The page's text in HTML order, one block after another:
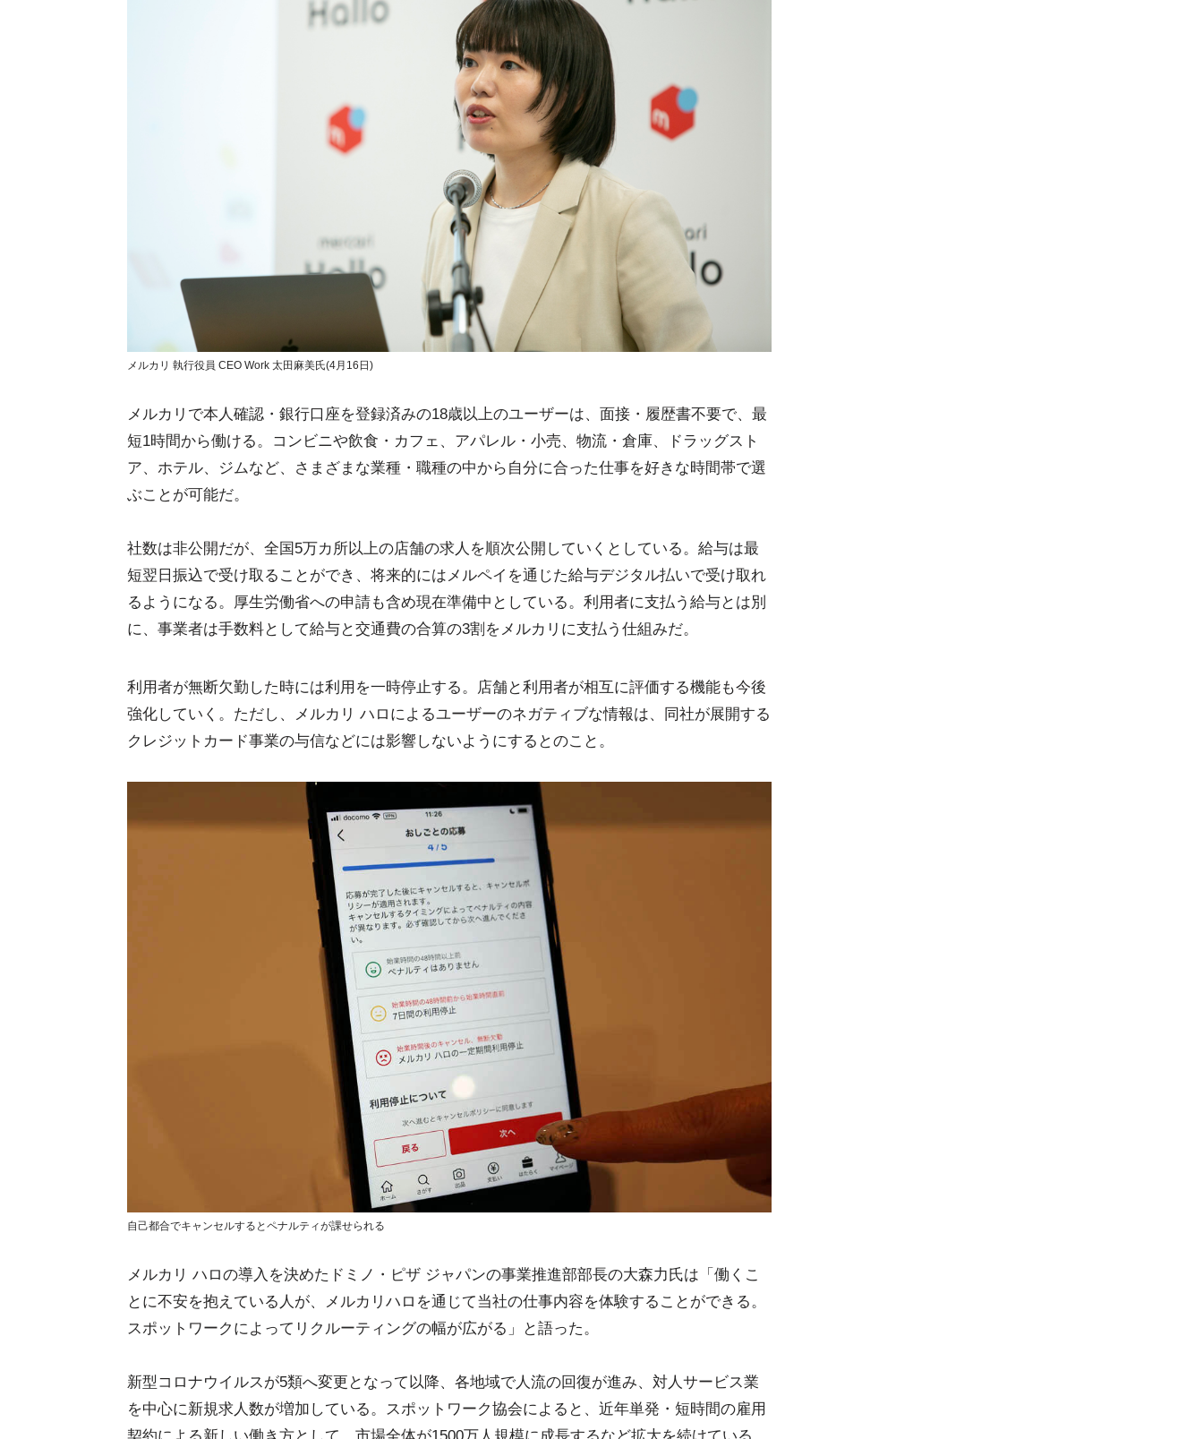
メルカリ 執行役員 CEO Work 太田麻美氏(4月16日)
メルカリで本人確認・銀行口座を登録済みの18歳以上のユーザーは、面接・履歴書不要で、最
短1時間から働ける。コンビニや飲食・カフェ、アパレル・小売、物流・倉庫、ドラッグスト
ア、ホテル、ジムなど、さまざまな業種・職種の中から自分に合った仕事を好きな時間帯で選
ぶことが可能だ。
社数は非公開だが、全国5万カ所以上の店舗の求人を順次公開していくとしている。給与は最
短翌日振込で受け取ることができ、将来的にはメルペイを通じた給与デジタル払いで受け取れ
るようになる。厚生労働省への申請も含め現在準備中としている。利用者に支払う給与とは別
に、事業者は手数料として給与と交通費の合算の3割をメルカリに支払う仕組みだ。
利用者が無断欠勤した時には利用を一時停止する。店舗と利用者が相互に評価する機能も今後
強化していく。ただし、メルカリ ハロによるユーザーのネガティブな情報は、同社が展開する
クレジットカード事業の与信などには影響しないようにするとのこと。
自己都合でキャンセルするとペナルティが課せられる
メルカリ ハロの導入を決めたドミノ・ピザ ジャパンの事業推進部部長の大森力氏は「働くこ
とに不安を抱えている人が、メルカリハロを通じて当社の仕事内容を体験することができる。
スポットワークによってリクルーティングの幅が広がる」と語った。
新型コロナウイルスが5類へ変更となって以降、各地域で人流の回復が進み、対人サービス業
を中心に新規求人数が増加している。スポットワーク協会によると、近年単発・短時間の雇用